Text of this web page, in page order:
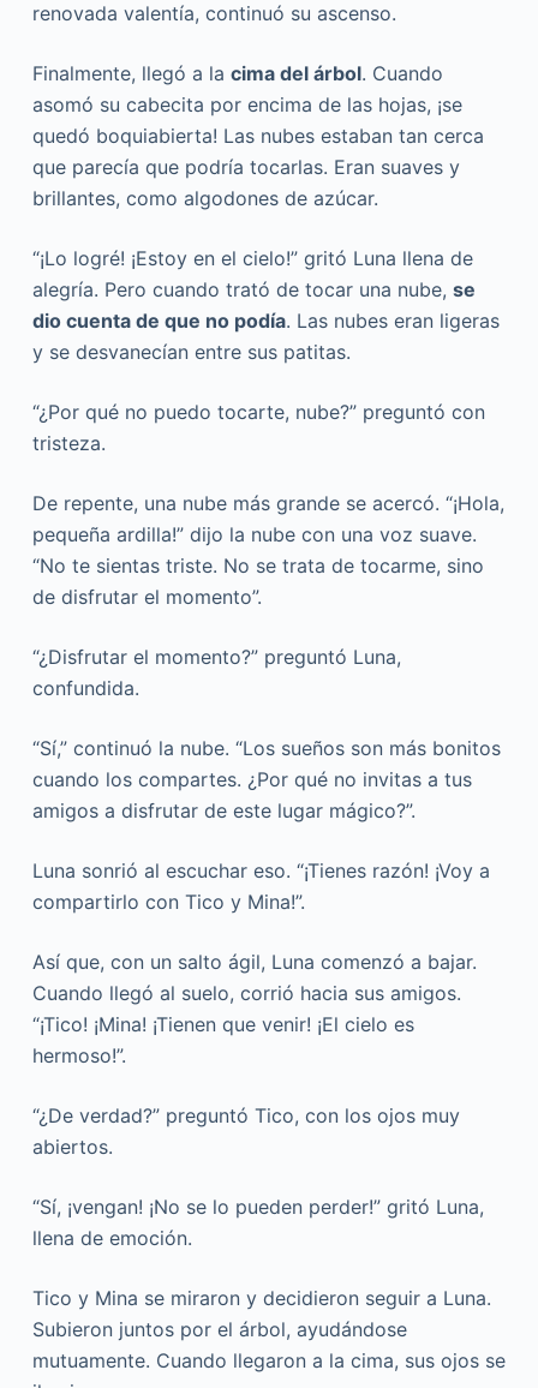
renovada valentía, continuó su ascenso.
Finalmente, llegó a la cima del árbol. Cuando
asomó su cabecita por encima de las hojas, ¡se
quedó boquiabierta! Las nubes estaban tan cerca
que parecía que podría tocarlas. Eran suaves y
brillantes, como algodones de azúcar.
“¡Lo logré! ¡Estoy en el cielo!” gritó Luna llena de
alegría. Pero cuando trató de tocar una nube, se
dio cuenta de que no podía. Las nubes eran ligeras
y se desvanecían entre sus patitas.
“¿Por qué no puedo tocarte, nube?” preguntó con
tristeza.
De repente, una nube más grande se acercó. “¡Hola,
pequeña ardilla!” dijo la nube con una voz suave.
“No te sientas triste. No se trata de tocarme, sino
de disfrutar el momento”.
“¿Disfrutar el momento?” preguntó Luna,
confundida.
“Sí,” continuó la nube. “Los sueños son más bonitos
cuando los compartes. ¿Por qué no invitas a tus
amigos a disfrutar de este lugar mágico?”.
Luna sonrió al escuchar eso. “¡Tienes razón! ¡Voy a
compartirlo con Tico y Mina!”.
Así que, con un salto ágil, Luna comenzó a bajar.
Cuando llegó al suelo, corrió hacia sus amigos.
“¡Tico! ¡Mina! ¡Tienen que venir! ¡El cielo es
hermoso!”.
“¿De verdad?” preguntó Tico, con los ojos muy
abiertos.
“Sí, ¡vengan! ¡No se lo pueden perder!” gritó Luna,
llena de emoción.
Tico y Mina se miraron y decidieron seguir a Luna.
Subieron juntos por el árbol, ayudándose
mutuamente. Cuando llegaron a la cima, sus ojos se